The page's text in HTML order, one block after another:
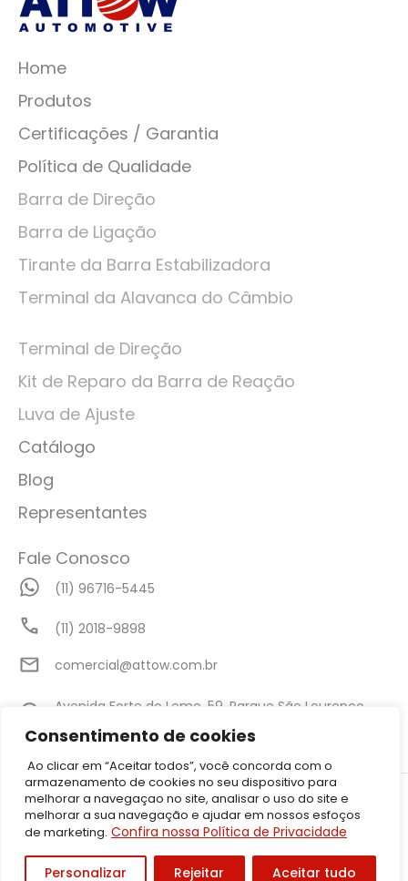
Consentimento de cookies
Ao clicar em “Aceitar todos”, você concorda com o
armazenamento de cookies no seu dispositivo para
melhorar a navegaçao no site, analisar o uso do site e
melhorar a sua navegação e ajudar em nossos esfoços
de marketing. Confira nossa Política de Privacidade
Personalizar Rejeitar Aceitar tudo
Home
Produtos
Certificações / Garantia
Política de Qualidade
Barra de Direção
Barra de Ligação
Tirante da Barra Estabilizadora
Terminal da Alavanca do Câmbio
Terminal de Direção
Kit de Reparo da Barra de Reação
Luva de Ajuste
Catálogo
Blog
Representantes
Fale Conosco
(11) 96716-5445
(11) 2018-9898
comercial@attow.com.br
Avenida Forte do Leme, 59, Parque São Lourenço,
©2026 Attow – Todos Direitos Reservados | Avenida Forte do Leme,
59, Parque São Lourenço, São Paulo – SP CEP: 08340-010 | CNPJ:
05.001.206/0001-50
Política de Privacidade